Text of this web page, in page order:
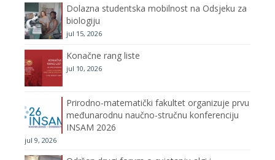
e
Dolazna studentska mobilnost na Odsjeku za
biologiju
jul 15, 2026
Konačne rang liste
jul 10, 2026
Prirodno-matematički fakultet organizuje prvu
međunarodnu naučno-stručnu konferenciju
INSAM 2026
jul 9, 2026